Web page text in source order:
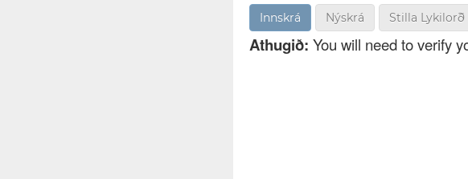
Nýskrá Stilla Lykilorð
Athugið: You will need to verify